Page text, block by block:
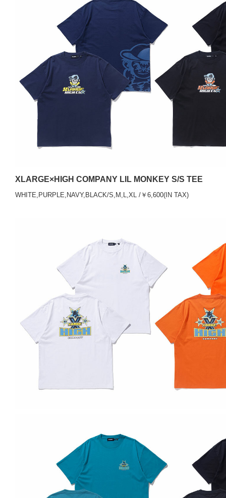
XLARGE×HIGH COMPANY LIL MONKEY S/S TEE
WHITE,PURPLE,NAVY,BLACK/S,M,L,XL /￥6,600(IN TAX)